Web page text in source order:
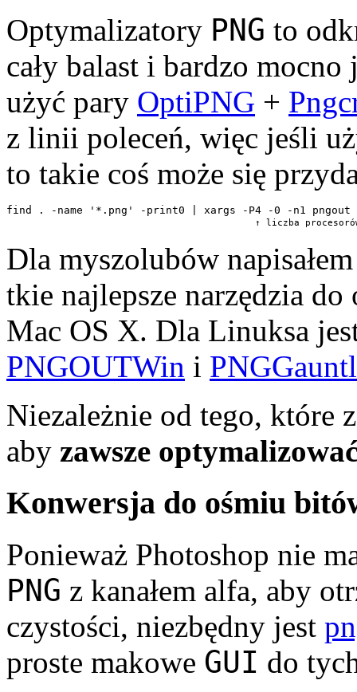
Optymalizatory PNG to
cały balast i bardzo
użyć pary OptiPNG +
z linii poleceń, więc jeśli
to takie coś może się
find . -name '*.png' -print0 | xargs -P4 -0 -n1 pngout
↑ liczba
Dla myszolubów
tkie naj­lepsze narzędzia
Mac OS X. Dla Linuksa
PNGOUTWin i
Niezależnie od tego, które
aby zawsze
Konwersja do ośmiu
Ponieważ Photoshop nie
PNG z kanałem alfa, aby
czystości, niezbędny jest
proste makowe GUI do